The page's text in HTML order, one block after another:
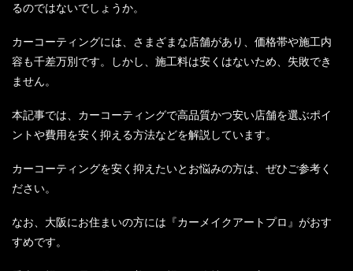
るのではないでしょうか。
カーコーティングには、さまざまな店舗があり、価格帯や施工内
容も千差万別です。しかし、施工料は安くはないため、失敗でき
ません。
本記事では、カーコーティングで高品質かつ安い店舗を選ぶポイ
ントや費用を安く抑える方法などを解説しています。
カーコーティングを安く抑えたいとお悩みの方は、ぜひご参考く
ださい。
なお、大阪にお住まいの方には『カーメイクアートプロ』がおす
すめです。